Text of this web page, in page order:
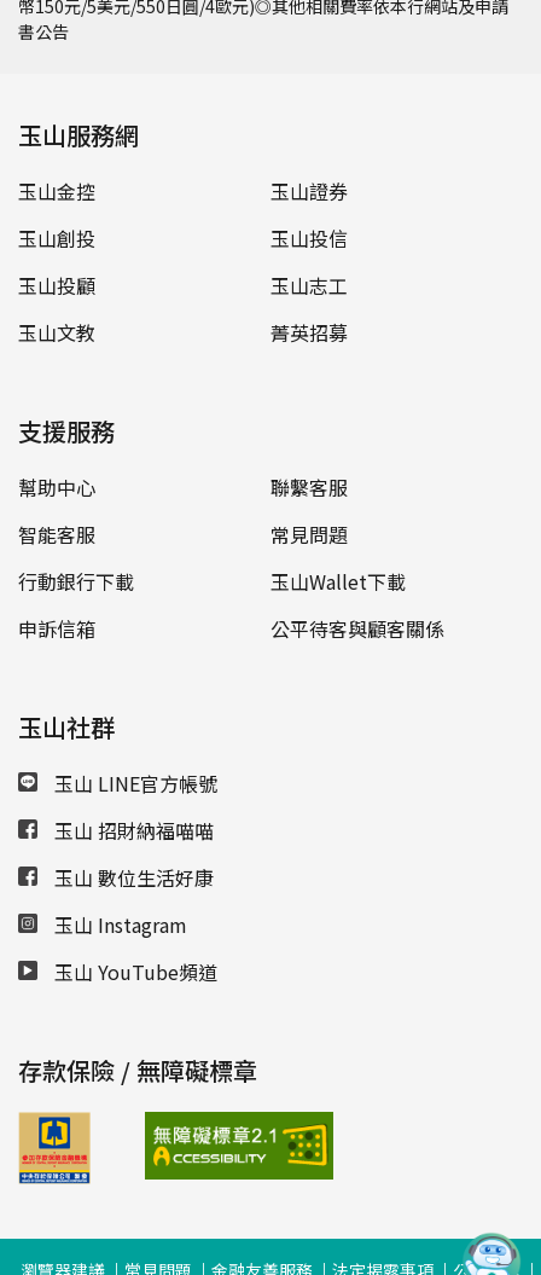
幣150元/5美元/550日圓/4歐元)◎其他相關費率依本行網站及申請
書公告
玉山服務網
玉山金控
玉山證券
玉山創投
玉山投信
玉山投顧
玉山志工
玉山文教
菁英招募
支援服務
幫助中心
聯繫客服
智能客服
常見問題
行動銀行下載
玉山Wallet下載
申訴信箱
公平待客與顧客關係
玉山社群
玉山 LINE官方帳號
玉山 招財納福喵喵
玉山 數位生活好康
玉山 Instagram
玉山 YouTube頻道
存款保險 / 無障礙標章
瀏覽器建議 常見問題 金融友善服務 法定揭露事項 公司治理